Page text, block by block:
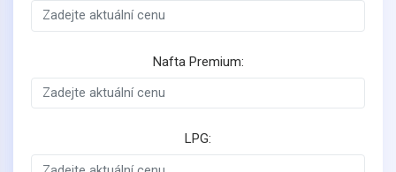
Nafta Premium:
LPG: